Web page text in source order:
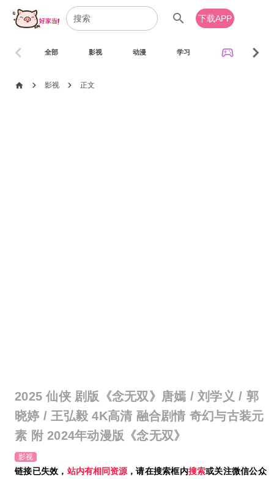
search 下载APP
全部 影视 动漫 学习 sports_esports
chevron_left chevron_right
home chevron_right 影视 chevron_right 正文
2025 仙侠 剧版《念无双》唐嫣 / 刘学义 / 郭
晓婷 / 王弘毅 4K高清 融合剧情 奇幻与古装元
素 附 2024年动漫版《念无双》
影视
链接已失效， 站内有相同资源 ，请在搜索框内搜索或关注微信公众